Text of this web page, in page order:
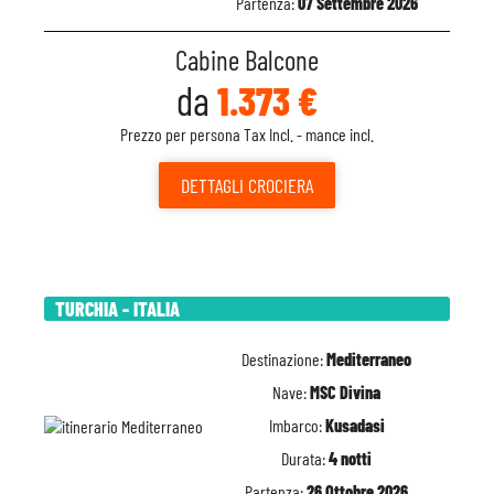
Cabine Balcone
da 1.373 €
Prezzo per persona Tax Incl. - mance incl.
DETTAGLI CROCIERA
TURCHIA - ITALIA
Destinazione:Mediterraneo
Nave:MSC Divina
Imbarco:Kusadasi
Durata:4 notti